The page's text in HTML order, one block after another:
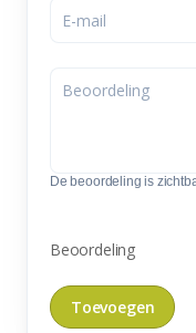
De beoordeling is
Beoordeling